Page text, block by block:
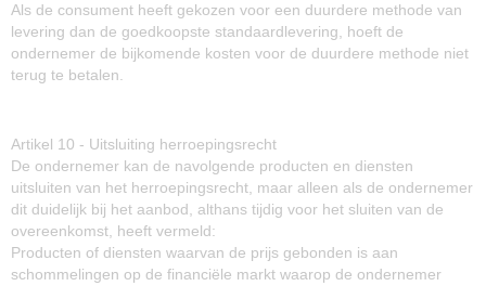
Als de consument heeft gekozen voor een duurdere methode van
levering dan de goedkoopste standaardlevering, hoeft de
ondernemer de bijkomende kosten voor de duurdere methode niet
terug te betalen.
Artikel 10 - Uitsluiting herroepingsrecht
De ondernemer kan de navolgende producten en diensten
uitsluiten van het herroepingsrecht, maar alleen als de ondernemer
dit duidelijk bij het aanbod, althans tijdig voor het sluiten van de
overeenkomst, heeft vermeld:
Producten of diensten waarvan de prijs gebonden is aan
schommelingen op de financiële markt waarop de ondernemer